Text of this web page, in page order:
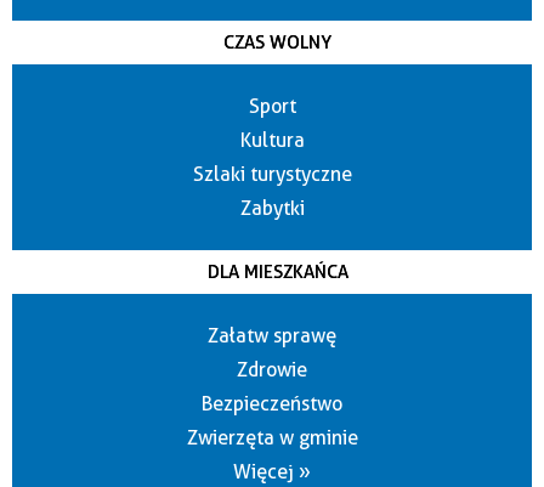
CZAS WOLNY
Sport
Kultura
Szlaki turystyczne
Zabytki
DLA MIESZKAŃCA
Załatw sprawę
Zdrowie
Bezpieczeństwo
Zwierzęta w gminie
Więcej »